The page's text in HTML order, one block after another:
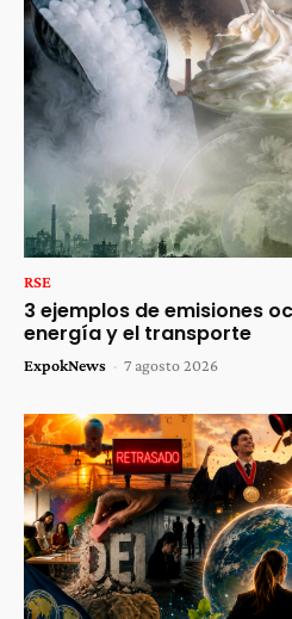
RSE
3 ejemplos de emisiones
energía y el transporte
ExpokNews - 7 agosto 2026